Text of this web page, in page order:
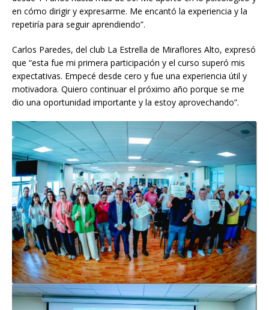
en cómo dirigir y expresarme. Me encantó la experiencia y la
repetiría para seguir aprendiendo”.
Carlos Paredes, del club La Estrella de Miraflores Alto, expresó
que “esta fue mi primera participación y el curso superó mis
expectativas. Empecé desde cero y fue una experiencia útil y
motivadora. Quiero continuar el próximo año porque se me
dio una oportunidad importante y la estoy aprovechando”.